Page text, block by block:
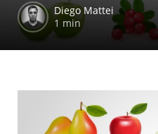
Diego Mattei
1 min